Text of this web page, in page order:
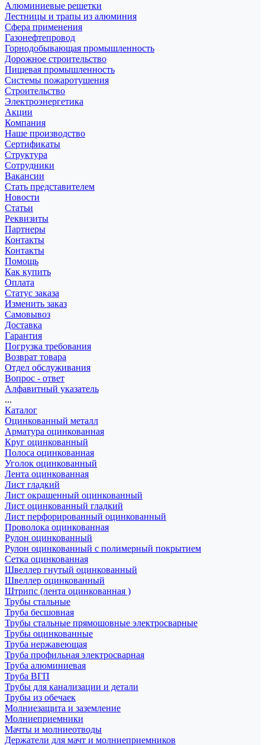
Алюминиевые решетки
Лестницы и трапы из алюминия
Сфера применения
Газонефтепровод
Горнодобывающая промышленность
Дорожное строительство
Пищевая промышленность
Системы пожаротушения
Строительство
Электроэнергетика
Акции
Компания
Наше производство
Сертификаты
Структура
Сотрудники
Вакансии
Стать представителем
Новости
Статьи
Реквизиты
Партнеры
Контакты
Контакты
Помощь
Как купить
Оплата
Статус заказа
Изменить заказ
Самовывоз
Доставка
Гарантия
Погрузка требования
Возврат товара
Отдел обслуживания
Вопрос - ответ
Алфавитный указатель
...
Каталог
Оцинкованный металл
Арматура оцинкованная
Круг оцинкованный
Полоса оцинкованная
Уголок оцинкованный
Лента оцинкованная
Лист гладкий
Лист окрашенный оцинкованный
Лист оцинкованный гладкий
Лист перфорированный оцинкованный
Проволока оцинкованная
Рулон оцинкованный
Рулон оцинкованный с полимерный покрытием
Сетка оцинкованная
Швеллер гнутый оцинкованный
Швеллер оцинкованный
Штрипс (лента оцинкованная )
Трубы стальные
Труба бесшовная
Трубы стальные прямошовные электросварные
Трубы оцинкованные
Труба нержавеющая
Труба профильная электросварная
Труба алюминиевая
Труба ВГП
Трубы для канализации и детали
Трубы из обечаек
Молниезащита и заземление
Молниеприемники
Мачты и молниеотводы
Держатели для мачт и молниеприемников